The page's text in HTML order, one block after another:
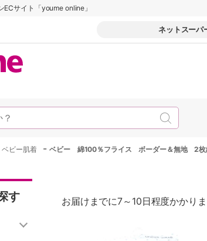
サイト「youme online」
ネットスーパ
ベビー肌着 -ベビー 綿100％フライス ボーダー＆無地 2枚
す お届けまでに7～10日程度かかりま